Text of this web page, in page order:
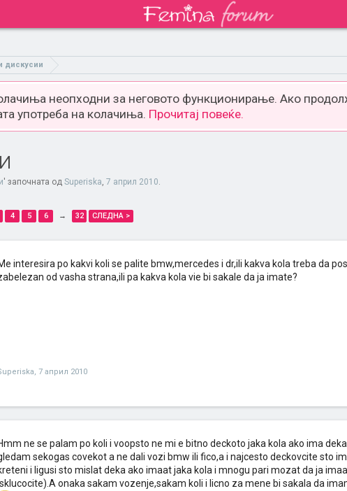
дискусии
неопходни за неговото функционирање. Ако
употреба на колачиња. Прочитај повеќе.
' започната од Superiska, 7 април 2010.
4 5 6 → 32 СЛЕДНА >
interesira po kakvi koli se palite bmw,mercedes i dr,ili kakva kola treba da
od vasha strana,ili pa kakva kola vie bi sakale da ja imate?
, 7 април 2010
ne se palam po koli i voopsto ne mi e bitno deckoto jaka kola ako ima
sekogas covekot a ne dali vozi bmw ili fico,a i najcesto deckovcite sto
i ligusi sto mislat deka ako imaat jaka kola i mnogu pari mozat da ja
onaka sakam vozenje,sakam koli i licno za mene bi sakala da